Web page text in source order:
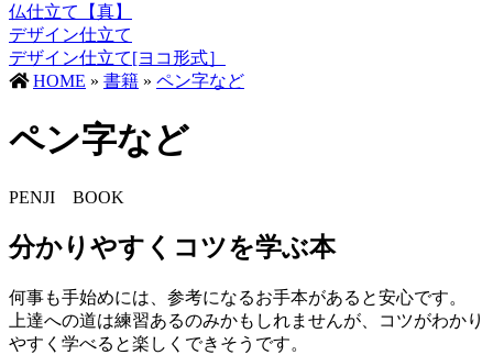
仏仕立て【真】
デザイン仕立て
デザイン仕立て[ヨコ形式］
HOME » 書籍 » ペン字など
ペン字など
PENJI BOOK
分かりやすくコツを学ぶ本
何事も手始めには、参考になるお手本があると安心です。
上達への道は練習あるのみかもしれませんが、コツがわかり
やすく学べると楽しくできそうです。